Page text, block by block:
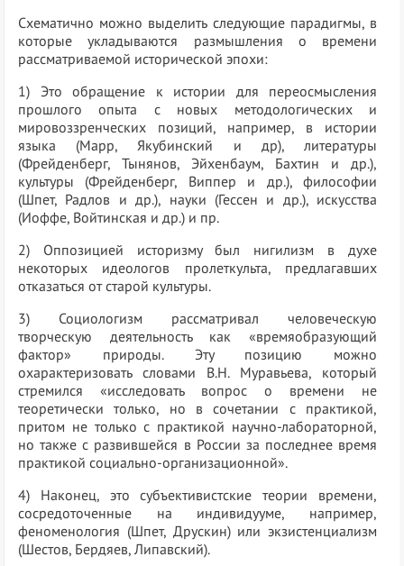
Схематично можно выделить следующие парадигмы, в
которые укладываются размышления о времени
рассматриваемой исторической эпохи:
1) Это обращение к истории для переосмысления
прошлого опыта с новых методологических и
мировоззренческих позиций, например, в истории
языка (Марр, Якубинский и др), литературы
(Фрейденберг, Тынянов, Эйхенбаум, Бахтин и др.),
культуры (Фрейденберг, Виппер и др.), философии
(Шпет, Радлов и др.), науки (Гессен и др.), искусства
(Иоффе, Войтинская и др.) и пр.
2) Оппозицией историзму был нигилизм в духе
некоторых идеологов пролеткульта, предлагавших
отказаться от старой культуры.
3) Социологизм рассматривал человеческую
творческую деятельность как «времяобразующий
фактор» природы. Эту позицию можно
охарактеризовать словами В.Н. Муравьева, который
стремился «исследовать вопрос о времени не
теоретически только, но в сочетании с практикой,
притом не только с практикой научно-лабораторной,
но также с развившейся в России за последнее время
практикой социально-организационной».
4) Наконец, это субъективистские теории времени,
сосредоточенные на индивидууме, например,
феноменология (Шпет, Друскин) или экзистенциализм
(Шестов, Бердяев, Липавский).